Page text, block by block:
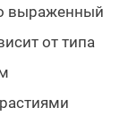
выраженный
от типа